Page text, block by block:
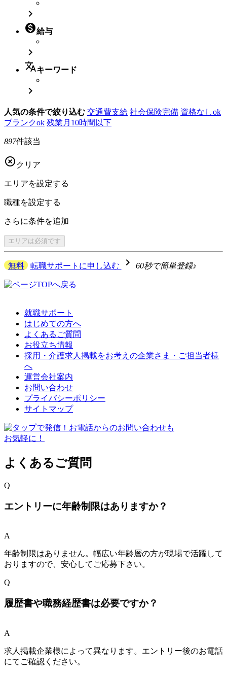

給与

translateキーワード

人気の条件で絞り込む 交通費支給 社会保険完備 資格なしok
ブランクok 残業月10時間以下
897件該当
 クリア
エリアを設定する
職種を設定する
さらに条件を追加
エリアは必須です
無料 転職サポートに申し込む navigate_next 60秒で簡単登録♪
就職サポート
はじめての方へ
よくあるご質問
お役立ち情報
採用・介護求人掲載をお考えの企業さま・ご担当者様
へ
運営会社案内
お問い合わせ
プライバシーポリシー
サイトマップ
よくあるご質問
Q
エントリーに年齢制限はありますか？
A
年齢制限はありません。幅広い年齢層の方が現場で活躍して
おりますので、安心してご応募下さい。
Q
履歴書や職務経歴書は必要ですか？
A
求人掲載企業様によって異なります。エントリー後のお電話
にてご確認ください。